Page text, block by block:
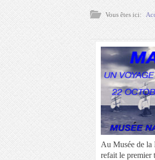
Vous êtes ici:
Au Musée de la
refait le premier